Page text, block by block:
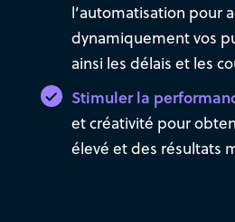
l’automatisation pour
dynamiquement vos
ainsi les délais et les
Stimuler la
et créativité pour
élevé et des résultats